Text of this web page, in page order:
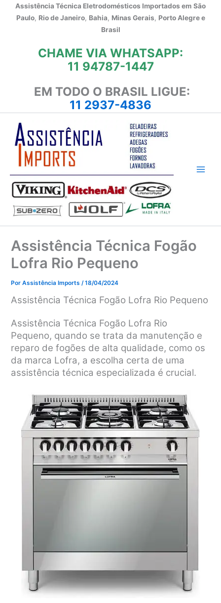
Assistência Técnica Eletrodomésticos Importados em São
Paulo, Rio de Janeiro, Bahia, Minas Gerais, Porto Alegre e
Brasil
CHAME VIA WHATSAPP:
11 94787-1447
EM TODO O BRASIL LIGUE:
11 2937-4836
Assistência Técnica Fogão
Lofra Rio Pequeno
PorAssistência Imports/18/04/2024
Assistência Técnica Fogão Lofra Rio Pequeno
Assistência Técnica Fogão Lofra Rio
Pequeno, quando se trata da manutenção e
reparo de fogões de alta qualidade, como os
da marca Lofra, a escolha certa de uma
assistência técnica especializada é crucial.